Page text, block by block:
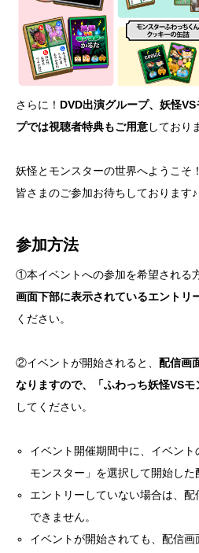
さらに！ DVD出演グループ、妖怪
プでは視聴者特典もご用意しており
妖怪とモンスターの世界へようこそ！
皆さまのご参加お待ちしております♪
参加方法
①本イベントへの参加を希望される
画面下部に表示されているエントリ
ください。
②イベントが開始されると、 配信画
なりますので、「ふわっち妖怪VS
してください。
イベント開催期間中に、イベン
モンスター」を選択して開始した
エントリーしていない場合は、
できません。
イベントが開始されても、配信